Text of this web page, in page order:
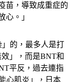
後呢，他們的住
苗，導致成重症的
的，最多人是打
」，而是BNT和
平反，過去連指